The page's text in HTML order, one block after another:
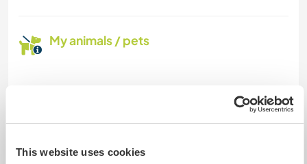
This website uses cookies
My animals / pets